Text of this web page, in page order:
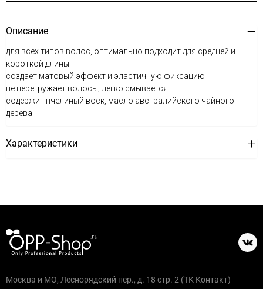
Описание
для всех типов волос, оптимально подходит для средней и
короткой длины
создает матовый эффект и эластичную фиксацию
не перегружает волосы; легко смывается
содержит пчелиный воск, масло австралийского чайного
дерева
Характеристики
Москва и МО, Леснорядский пер., д. 18 стр. 2 (ТК Контакт)